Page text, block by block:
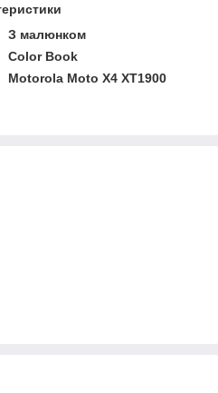
З малюнком
Color Book
Motorola Moto X4 XT1900